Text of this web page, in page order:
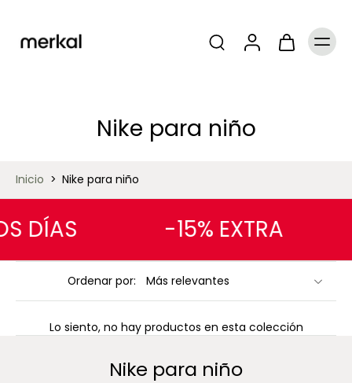
Nike para niño
Inicio > Nike para niño
DÍAS -15% EXTRA
Ordenar por:
Lo siento, no hay productos en esta colección
Nike para niño